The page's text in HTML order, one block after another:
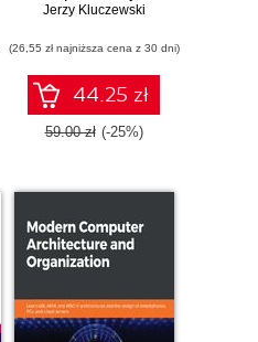
ucznia i studenta
Jerzy Kluczewski
(26,55 zł najniższa cena z 30 dni)
44.25 zł
59.00 zł (-25%)